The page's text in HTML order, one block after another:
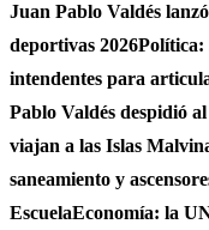
Juan Pablo Valdés
deportivas 2026Política:
intendentes para
Pablo Valdés despidió
viajan a las Islas
saneamiento y
EscuelaEconomía: la